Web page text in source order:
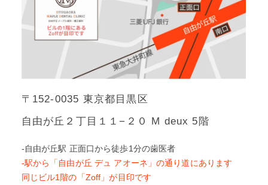
〒152-0035 東京都目黒区
自由が丘２丁目１１−２０ M deux 5階
-自由が丘駅 正面口から徒歩1分の歯医者
-駅から「自由が丘 デュ アオーネ」の通り道にあります
同じビル1階の「Zoff」が目印です